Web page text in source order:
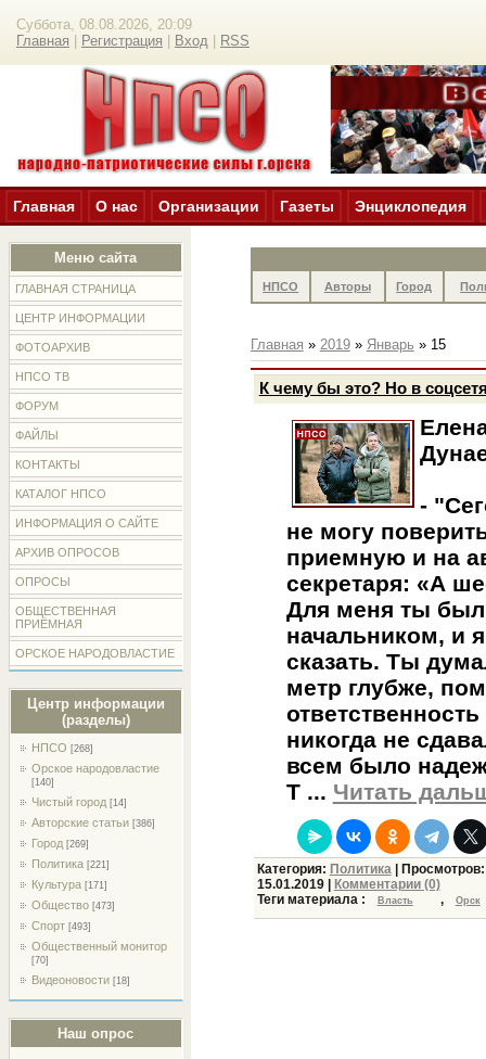
Суббота, 08.08.2026, 20:09
Главная
Регистрация Вход RSS
Главная О нас Организации Газеты Энциклопедия
Меню сайта
ГЛАВНАЯ СТРАНИЦА
ЦЕНТР ИНФОРМАЦИИ
ФОТОАРХИВ
НПСО ТВ
ФОРУМ
ФАЙЛЫ
КОНТАКТЫ
КАТАЛОГ НПСО
ИНФОРМАЦИЯ О САЙТЕ
АРХИВ ОПРОСОВ
ОПРОСЫ
ОБЩЕСТВЕННАЯ
ПРИЁМНАЯ
ОРСКОЕ НАРОДОВЛАСТИЕ
Центр информации
(разделы)
НПСО [268]
Орское народовластие
[140]
Чистый город [14]
Авторские статьи [386]
Город [269]
Политика [221]
Культура [171]
Общество [473]
Спорт [493]
Общественный монитор
[70]
Видеоновости [18]
Наш опрос
НПСО Авторы Город
Главная » 2019 » Январь » 15
К чему бы это? Но в
-
не могу
приемную и на
секретаря: «А
Для меня ты
начальником, и
сказать. Ты
метр глубже,
никогда не
всем было
Т ... Читать
Категория: Политика|
15.01.2019|
Комментарии (0)
Теги материала :
Власть , Орск